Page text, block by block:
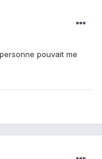
pouvait me